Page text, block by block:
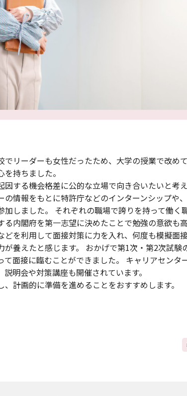
でリーダーも女性だったため、大学の授業で改め
持ちました。
因する機会格差に公的な立場で向き合いたいと考
の情報をもとに特許庁などのインターンシップや
加しました。 それぞれの職場で誇りを持って働く
る内閣府を第一志望に決めたことで勉強の意欲も
どを利用して面接対策に力を入れ、何度も模擬面
が養えたと感じます。 おかげで第1次・第2次試験
て面接に臨むことができました。 キャリアセンタ
明会や対策講座も開催されています。
計画的に準備を進めることをおすすめします。